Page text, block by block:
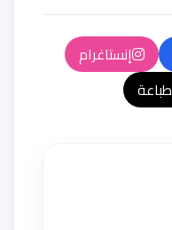
إنستاغرام
طباعة